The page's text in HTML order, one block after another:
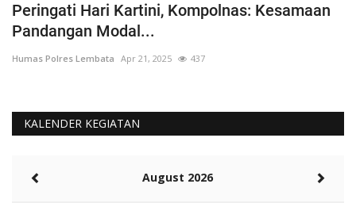
Peringati Hari Kartini, Kompolnas: Kesamaan
Pandangan Modal...
Humas Polres Lembata Apr 21, 2025 437
KALENDER KEGIATAN
August 2026